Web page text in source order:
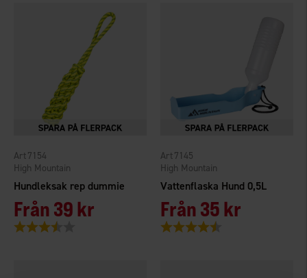
Hundleksak rep dummie
High Mountain
7154
Från39 kr
Betyg:
Vattenflaska Hund 0,5L
High Mountain
7145
Från35 kr
Betyg: